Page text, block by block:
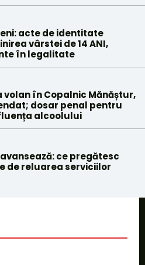
acte de identitate
vârstei de 14 ANI,
în legalitate
volan în Copalnic Mănăștur,
dosar penal pentru
alcoolului
ce pregătesc
de reluarea serviciilor